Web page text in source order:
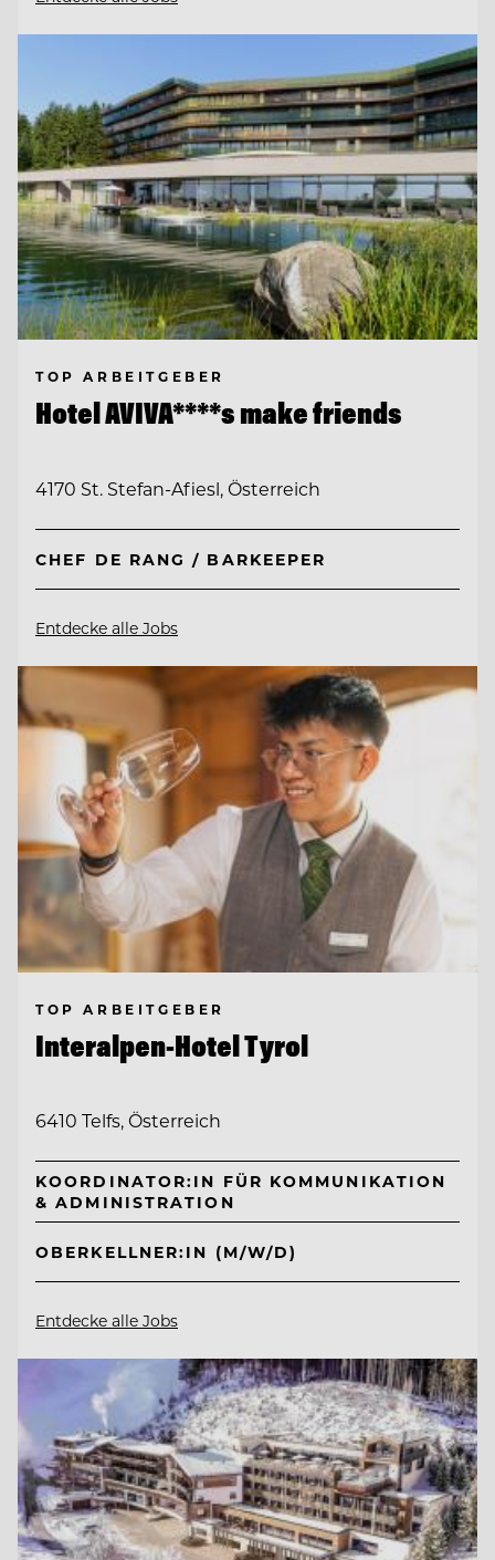
TOP ARBEITGEBER
Hotel AVIVA****s make friends
4170 St. Stefan-Afiesl, Österreich
CHEF DE RANG / BARKEEPER
Entdecke alle Jobs
TOP ARBEITGEBER
Interalpen-Hotel Tyrol
6410 Telfs, Österreich
KOORDINATOR:IN FÜR KOMMUNIKATION
& ADMINISTRATION
OBERKELLNER:IN (M/W/D)
Entdecke alle Jobs